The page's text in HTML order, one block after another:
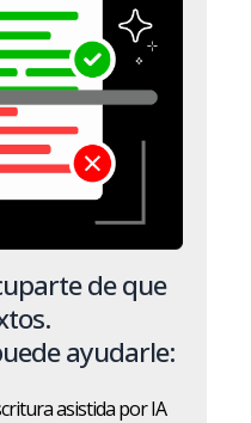
de que
ayudarle:
asistida por IA